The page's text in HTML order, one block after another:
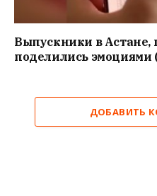
Выпускники в Астане,
поделились
ДОБАВИТЬ